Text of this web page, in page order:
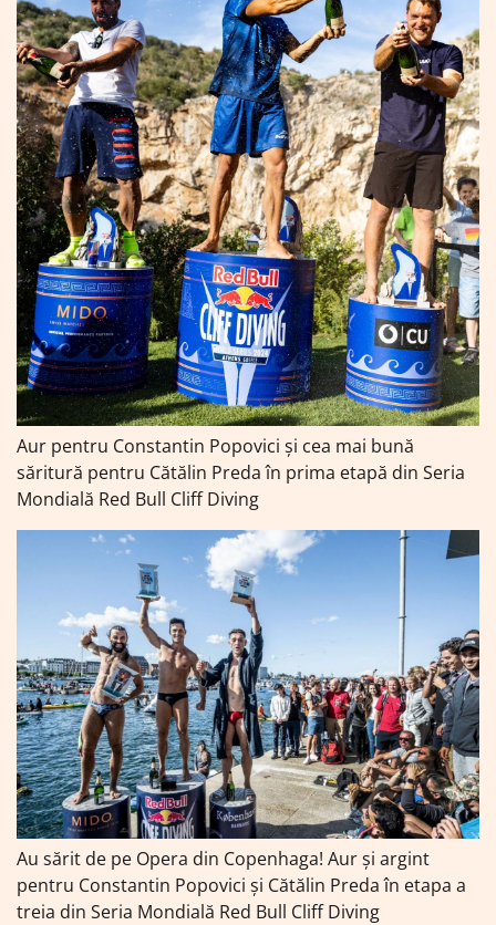
Aur pentru Constantin Popovici și cea mai bună
săritură pentru Cătălin Preda în prima etapă din Seria
Mondială Red Bull Cliff Diving
Au sărit de pe Opera din Copenhaga! Aur și argint
pentru Constantin Popovici și Cătălin Preda în etapa a
treia din Seria Mondială Red Bull Cliff Diving